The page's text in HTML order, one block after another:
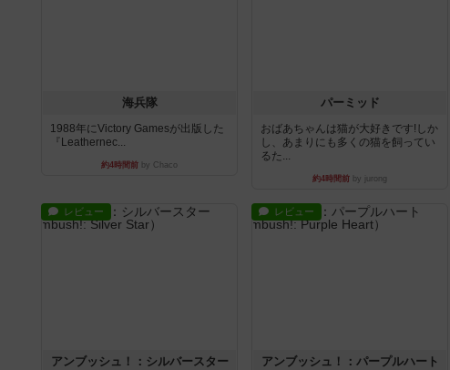
海兵隊
1988年にVictory Gamesが出版した
『Leathernec...
約4時間前 by Chaco
パーミッド
おばあちゃんは猫が大好きです!しか
し、あまりにも多くの猫を飼ってい
るた...
約4時間前 by jurong
レビュー
アンブッシュ！：シルバースター
レビュー
アンブッシュ！：パープルハート